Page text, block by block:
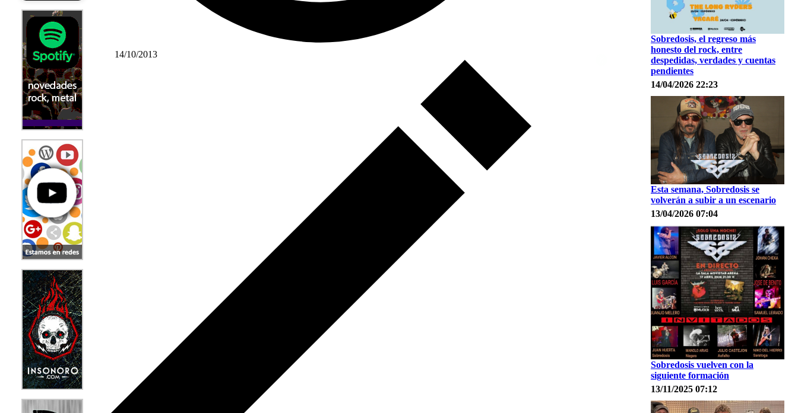
14/10/2013
Sobredosis, el regreso más
honesto del rock, entre
despedidas, verdades y cuentas
pendientes
14/04/2026 22:23
Esta semana, Sobredosis se
volverán a subir a un escenario
13/04/2026 07:04
Sobredosis vuelven con la
siguiente formación
13/11/2025 07:12